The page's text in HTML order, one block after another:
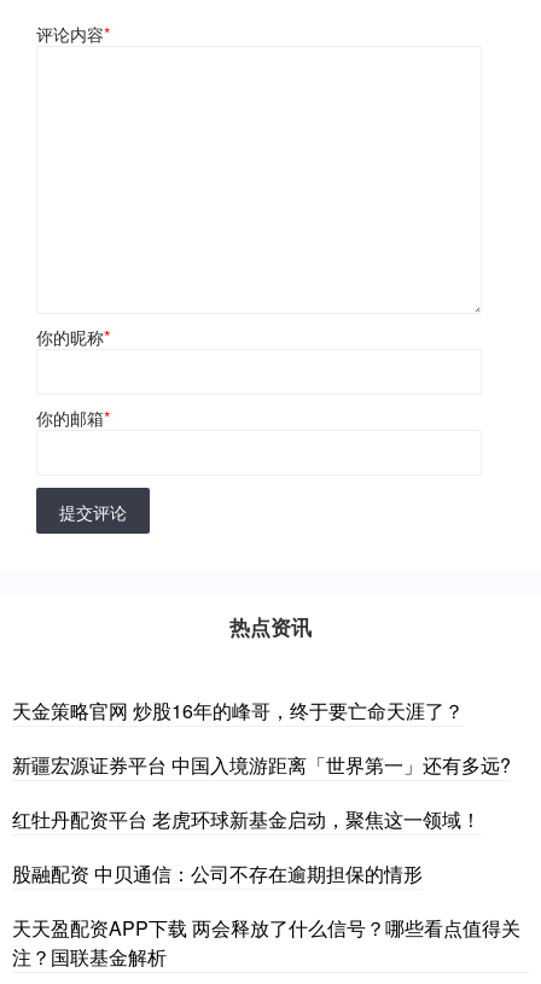
评论内容*
你的昵称*
你的邮箱*
提交评论
热点资讯
天金策略官网 炒股16年的峰哥，终于要亡命天涯了？
新疆宏源证券平台 中国入境游距离「世界第一」还有多远?
红牡丹配资平台 老虎环球新基金启动，聚焦这一领域！
股融配资 中贝通信：公司不存在逾期担保的情形
天天盈配资APP下载 两会释放了什么信号？哪些看点值得关
注？国联基金解析